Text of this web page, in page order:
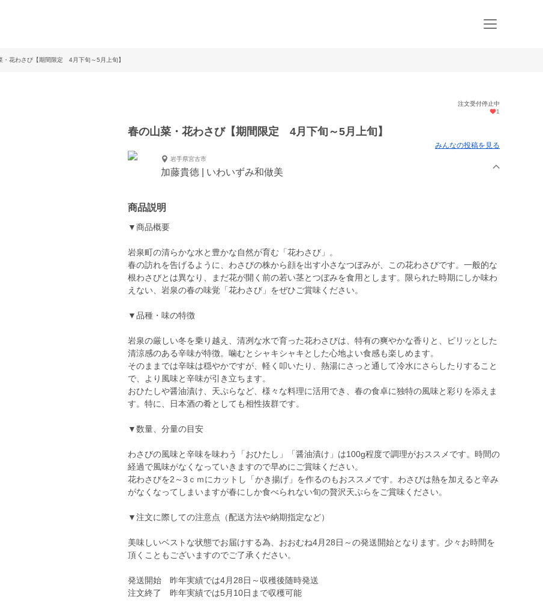
・花わさび【期間限定 4月下旬～5月上旬】
注文受付停止中
1
春の山菜・花わさび【期間限定 4月下旬～5月上旬】
みんなの投稿を見る
岩手県宮古市
加藤貴徳 | いわいずみ和做美
商品説明
▼商品概要
岩泉町の清らかな水と豊かな自然が育む「花わさび」。
春の訪れを告げるように、わさびの株から顔を出す小さなつぼみが、この花わさびです。一般的な
根わさびとは異なり、まだ花が開く前の若い茎とつぼみを食用とします。限られた時期にしか味わ
えない、岩泉の春の味覚「花わさび」をぜひご賞味ください。
▼品種・味の特徴
岩泉の厳しい冬を乗り越え、清冽な水で育った花わさびは、特有の爽やかな香りと、ピリッとした
清涼感のある辛味が特徴。噛むとシャキシャキとした心地よい食感も楽しめます。
そのままでは辛味は穏やかですが、軽く叩いたり、熱湯にさっと通して冷水にさらしたりすること
で、より風味と辛味が引き立ちます。
おひたしや醤油漬け、天ぷらなど、様々な料理に活用でき、春の食卓に独特の風味と彩りを添えま
す。特に、日本酒の肴としても相性抜群です。
▼数量、分量の目安
わさびの風味と辛味を味わう「おひたし」「醤油漬け」は100g程度で調理がおススメです。時間の
経過で風味がなくなっていきますので早めにご賞味ください。
花わさびを2～3ｃｍにカットし「かき揚げ」を作るのもおススメです。わさびは熱を加えると辛み
がなくなってしまいますが春にしか食べられない旬の贅沢天ぷらをご賞味ください。
▼注文に際しての注意点（配送方法や納期指定など）
美味しいベストな状態でお届けする為、おおむね4月28日～の発送開始となります。少々お時間を
頂くこともございますのでご了承ください。
発送開始 昨年実績では4月28日～収穫後随時発送
注文終了 昨年実績では5月10日まで収穫可能